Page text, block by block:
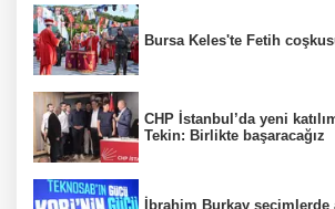
Bursa Keles'te Fetih
CHP İstanbul’da yeni
Tekin: Birlikte başaracağız
İbrahim Burkay seçimlerde